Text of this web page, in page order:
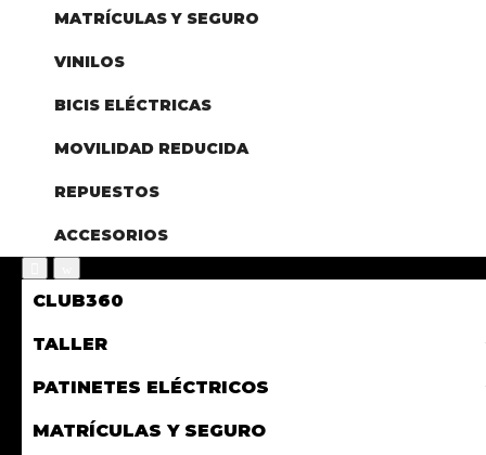
MATRÍCULAS Y SEGURO
VINILOS
BICIS ELÉCTRICAS
MOVILIDAD REDUCIDA
REPUESTOS
ACCESORIOS
CLUB360
TALLER
PATINETES ELÉCTRICOS
MATRÍCULAS Y SEGURO